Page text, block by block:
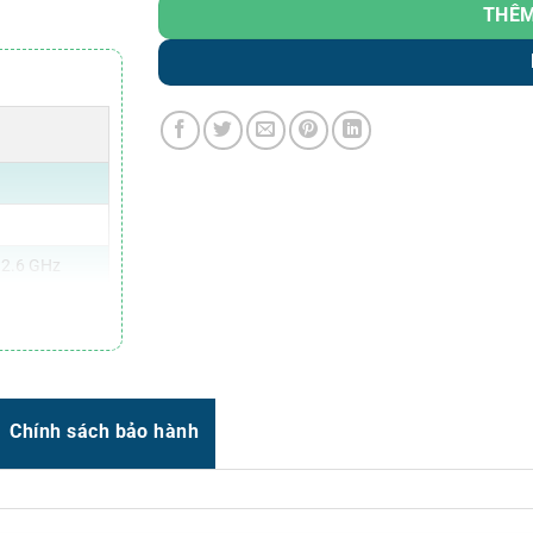
GHz
Zalo0987.835.345
Zalo0987.919.040
Thời gian:Từ 8h-17h30 Thứ 2 đến Thứ 7
Chính sách bảo hành